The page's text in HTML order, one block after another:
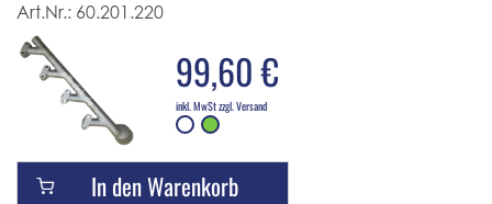
Art.Nr.: 60.201.220
99,60 €
inkl. MwSt zzgl. Versand
In den Warenkorb